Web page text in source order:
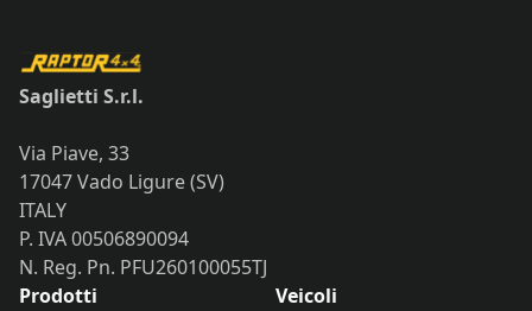
Saglietti S.r.l.
Via Piave, 33
17047 Vado Ligure (SV)
ITALY
P. IVA 00506890094
N. Reg. Pn. PFU260100055TJ
Prodotti
Veicoli